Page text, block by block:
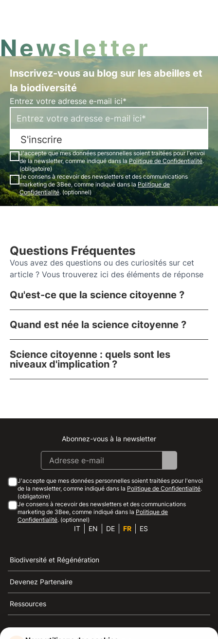
Newsletter
Inscrivez-vous au blog sur les abeilles et
la biodiversité
Entrez votre adresse e-mail ici*
S'inscrire
J'accepte que mes données personnelles soient traitées pour l'envoi
de la newsletter, comme indiqué dans la Politique de Confidentialité.
(obligatoire)
Je consens à recevoir des newsletters et des communications
marketing de 3Bee, comme indiqué dans la Politique de
Confidentialité. (optionnel)
Questions Fréquentes
Vous avez des questions ou des curiosités sur cet
article ? Vous trouverez ici des éléments de réponse
Qu'est-ce que la science citoyenne ?
Quand est née la science citoyenne ?
Science citoyenne : quels sont les
niveaux d'implication ?
Instagram
Facebook
Linkedin
Youtube
Abonnez-vous à la newsletter
J'accepte que mes données personnelles soient traitées pour l'envoi
de la newsletter, comme indiqué dans la Politique de Confidentialité.
(obligatoire)
Je consens à recevoir des newsletters et des communications
marketing de 3Bee, comme indiqué dans la Politique de
Confidentialité. (optionnel)
IT EN DE FR ES
Biodiversité et Régénération
Devenez Partenaire
Ressources